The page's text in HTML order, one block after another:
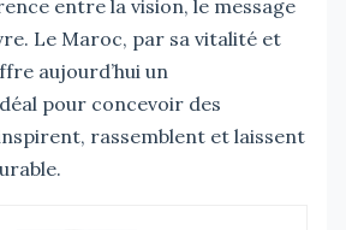
entre la vision, le message
Le Maroc, par sa vitalité et
aujourd’hui un
pour concevoir des
rassemblent et laissent